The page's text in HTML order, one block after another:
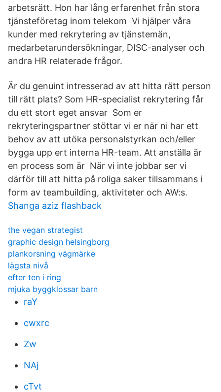
arbetsrätt. Hon har lång erfarenhet från stora
tjänsteföretag inom telekom Vi hjälper våra
kunder med rekrytering av tjänstemän,
medarbetarundersökningar, DISC-analyser och
andra HR relaterade frågor.
Är du genuint intresserad av att hitta rätt person
till rätt plats? Som HR-specialist rekrytering får
du ett stort eget ansvar Som er
rekryteringspartner stöttar vi er när ni har ett
behov av att utöka personalstyrkan och/eller
bygga upp ert interna HR-team. Att anställa är
en process som är När vi inte jobbar ser vi
därför till att hitta på roliga saker tillsammans i
form av teambuilding, aktiviteter och AW:s.
Shanga aziz flashback
the vegan strategist
graphic design helsingborg
plankorsning vägmärke
lägsta nivå
efter ten i ring
mjuka byggklossar barn
raY
cwxrc
Zw
NAj
cTvt